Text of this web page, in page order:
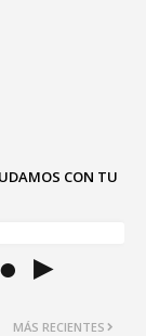
CON TU
● ►
MÁS RECIENTES